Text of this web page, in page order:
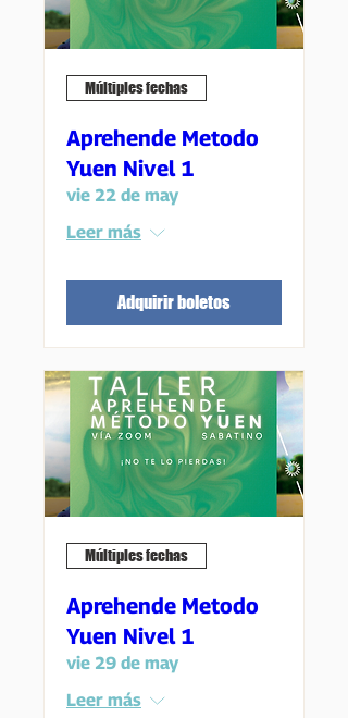
Múltiples fechas
Aprehende Metodo
Yuen Nivel 1
vie 22 de may
Leer más
Adquirir boletos
Múltiples fechas
Aprehende Metodo
Yuen Nivel 1
vie 29 de may
Leer más